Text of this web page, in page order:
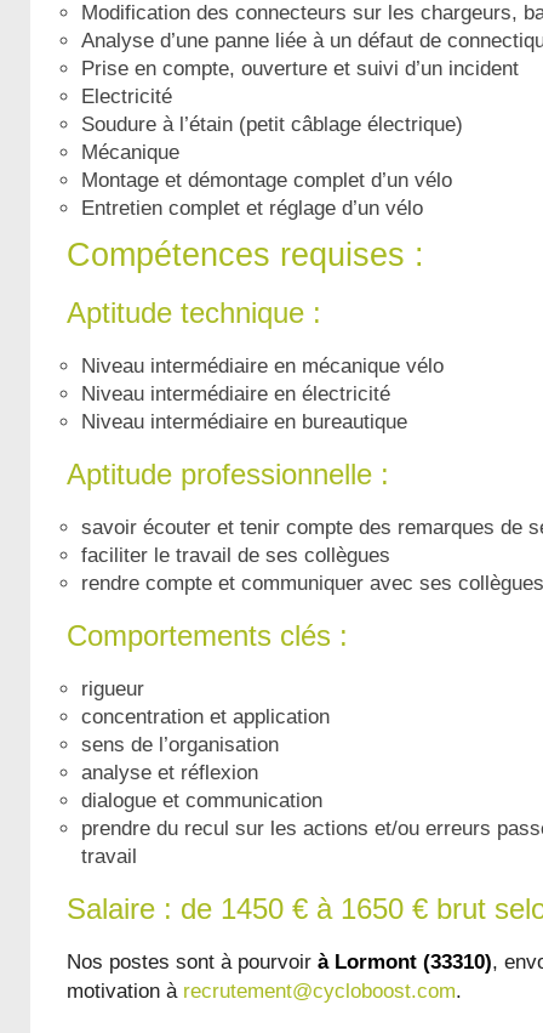
Modification des connecteurs sur les chargeurs,
Analyse d’une panne liée à un défaut de
Prise en compte, ouverture et suivi d’un incident
Electricité
Soudure à l’étain (petit câblage électrique)
Mécanique
Montage et démontage complet d’un vélo
Entretien complet et réglage d’un vélo
Compétences requises :
Aptitude technique :
Niveau intermédiaire en mécanique vélo
Niveau intermédiaire en électricité
Niveau intermédiaire en bureautique
Aptitude professionnelle :
savoir écouter et tenir compte des remarques de
faciliter le travail de ses collègues
rendre compte et communiquer avec ses collègues
Comportements clés :
rigueur
concentration et application
sens de l’organisation
analyse et réflexion
dialogue et communication
prendre du recul sur les actions et/ou erreurs
travail
Salaire : de 1450 € à 1650 € brut
Nos postes sont à pourvoir à Lormont (33310),
motivation à recrutement@cycloboost.com.